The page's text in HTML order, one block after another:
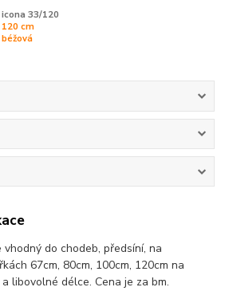
icona 33/120
120 cm
béžová
do chodeb, předsíní, na
67cm, 80cm, 100cm, 120cm na
libovolné délce. Cena je za bm.